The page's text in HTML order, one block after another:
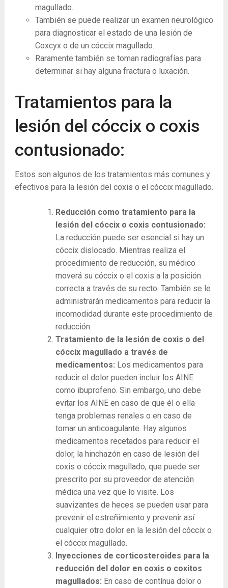
magullado.
También se puede realizar un examen neurológico
para diagnosticar el estado de una lesión de
Coxcyx o de un cóccix magullado.
Raramente también se toman radiografías para
determinar si hay alguna fractura o luxación.
Tratamientos para la
lesión del cóccix o coxis
contusionado:
Estos son algunos de los tratamientos más comunes y
efectivos para la lesión del coxis o el cóccix magullado.
Reducción como tratamiento para la
lesión del cóccix o coxis contusionado:
La reducción puede ser esencial si hay un
cóccix dislocado. Mientras realiza el
procedimiento de reducción, su médico
moverá su cóccix o el coxis a la posición
correcta a través de su recto. También se le
administrarán medicamentos para reducir la
incomodidad durante este procedimiento de
reducción.
Tratamiento de la lesión de coxis o del
cóccix magullado a través de
medicamentos: Los medicamentos para
reducir el dolor pueden incluir los AINE
como ibuprofeno. Sin embargo, uno debe
evitar los AINE en caso de que él o ella
tenga problemas renales o en caso de
tomar un anticoagulante. Hay algunos
medicamentos recetados para reducir el
dolor, la hinchazón en caso de lesión del
coxis o cóccix magullado, que puede ser
prescrito por su proveedor de atención
médica una vez que lo visite. Los
suavizantes de heces se pueden usar para
prevenir el estreñimiento y prevenir así
cualquier otro dolor en la lesión del cóccix o
el cóccix magullado.
Inyecciones de corticosteroides para la
reducción del dolor en coxis o coxitos
magullados: En caso de contínua dolor o